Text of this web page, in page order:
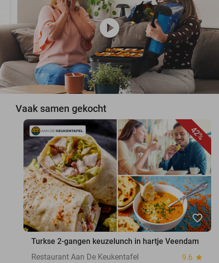
play_circle
Vaak samen gekocht
42%
favorite_border
Turkse 2-gangen keuzelunch in hartje Veendam
Restaurant Aan De Keukentafel
9.6 star